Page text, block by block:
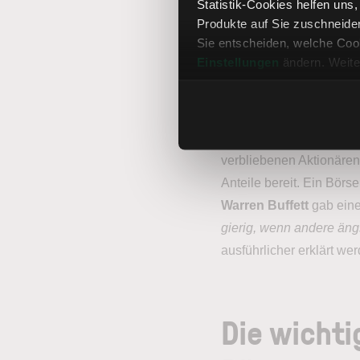
Statistik-Cookies helfen
Produkte auf Sie
Sie entscheiden, welche
Einstellungen
ändern.
Man spricht beim
sehr schlechte
meist sehr positiv bis
engagiert ist, bleiben
auch das
verbliebenen
Anteile bereit. Ein
Warren Buffett gab
gierig, wenn andere
ausführlicher erklärt
Die